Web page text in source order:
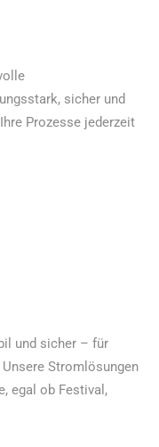
sicher und
Prozesse jederzeit
und sicher – für
Stromlösungen
egal ob Festival,